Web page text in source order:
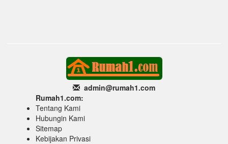
admin@rumah1.com
Rumah1.com:
Tentang Kami
Hubungin Kami
Sitemap
Kebijakan Privasi